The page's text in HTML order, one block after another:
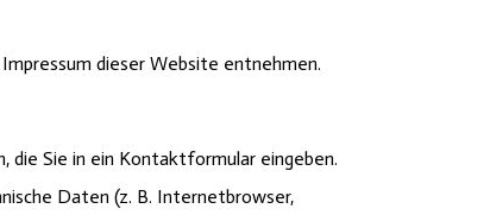
dieser Website entnehmen.
die Sie in ein Kontaktformular eingeben.
Daten (z. B. Internetbrowser,